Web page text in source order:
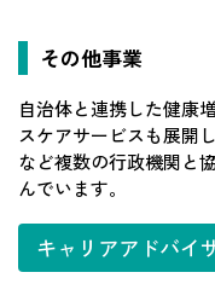
その他事業
自治体と連携した健康
スケアサービスも展開
など複数の行政機関と
んでいます。
キャリアアドバイ